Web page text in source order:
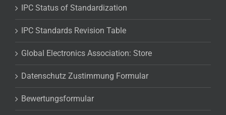
IPC Status of Standardization
IPC Standards Revision Table
Global Electronics Association: Store
Datenschutz Zustimmung Formular
Bewertungsformular